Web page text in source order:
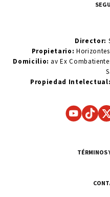
Director:
Propietario:
Domicilio: av Ex
Propiedad Intelectual:
TÉRMINOS